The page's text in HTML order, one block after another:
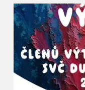
Hravě
krajina světu
nabízí a co je